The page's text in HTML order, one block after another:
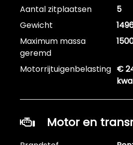
Aantal zitplaatsen
5
Gewicht
Maximum massa
geremd
Motorrijtuigenbelasting €
Motor en